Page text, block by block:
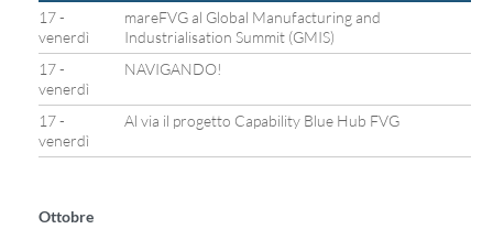
17 -
venerdì
mareFVG al Global Manufacturing and
Industrialisation Summit (GMIS)
17 -
venerdì
NAVIGANDO!
17 -
venerdì
Al via il progetto Capability Blue Hub FVG
Ottobre